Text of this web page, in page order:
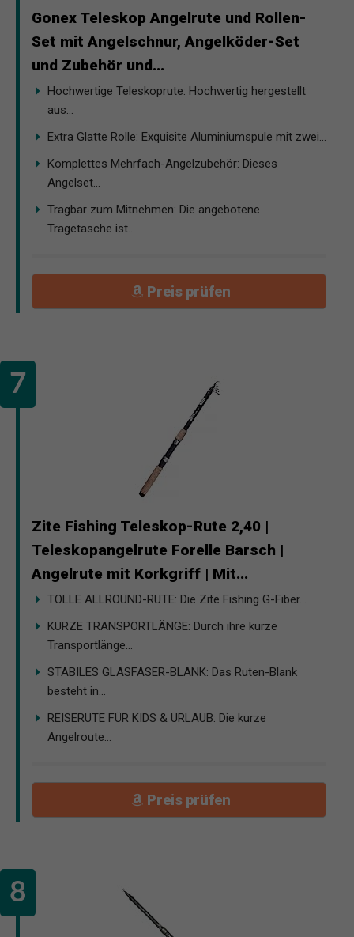
Gonex Teleskop Angelrute und Rollen-
Set mit Angelschnur, Angelköder-Set
und Zubehör und...
Hochwertige Teleskoprute: Hochwertig hergestellt
aus...
Extra Glatte Rolle: Exquisite Aluminiumspule mit zwei...
Komplettes Mehrfach-Angelzubehör: Dieses
Angelset...
Tragbar zum Mitnehmen: Die angebotene
Tragetasche ist...
Preis prüfen
Zite Fishing Teleskop-Rute 2,40 |
Teleskopangelrute Forelle Barsch |
Angelrute mit Korkgriff | Mit...
TOLLE ALLROUND-RUTE: Die Zite Fishing G-Fiber...
KURZE TRANSPORTLÄNGE: Durch ihre kurze
Transportlänge...
STABILES GLASFASER-BLANK: Das Ruten-Blank
besteht in...
REISERUTE FÜR KIDS & URLAUB: Die kurze
Angelroute...
Preis prüfen